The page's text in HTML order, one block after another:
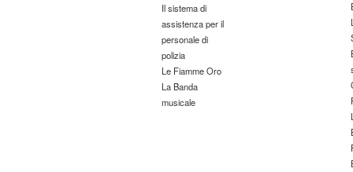
Il sistema di
assistenza per il
personale di
polizia
Le Fiamme Oro
La Banda
musicale